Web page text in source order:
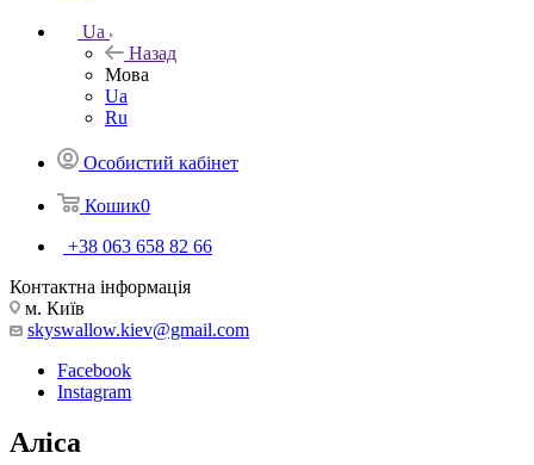
Ua
Назад
Мова
Ua
Ru
Особистий кабінет
Кошик0
+38 063 658 82 66
Контактна інформація
м. Київ
skyswallow.kiev@gmail.com
Facebook
Instagram
Аліса